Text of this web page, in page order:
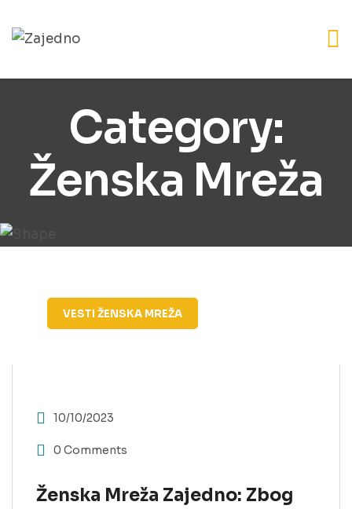
Category:
Ženska Mreža
VESTI ŽENSKA MREŽA
10/10/2023
0 Comments
Ženska Mreža Zajedno: Zbog